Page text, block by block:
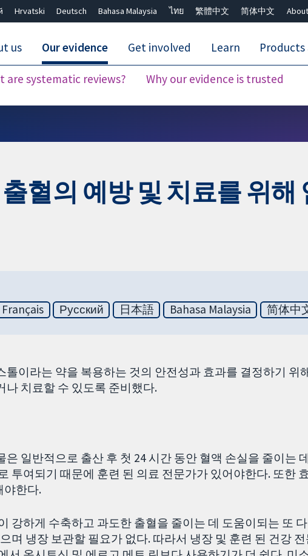
Hrvatski Deutsch Bahasa Malaysia ไทย 繁體中文 简体中文
us Our evidence
are systematic reviews? Why our evidence is trusted
Get involved Learn Products
혈의 예방 및 치료를 위
Français Русский 日本語 Bahasa Malaysia 简体中
톨이라는 약을 복용하는 것의 안전성과 효과를 결정하기 위
나 치료할 수 있도록 준비했다.
일반적으로 출산 후 첫 24 시간 동안 혈액 손실을 줄이는
투여되기 때문에 훈련 된 의료 전문가가 있어야한다. 또한
야한다.
강하게 수축하고 과도한 출혈을 줄이는 데 도움이되는 또
며 냉장 보관할 필요가 없다. 따라서 냉장 및 훈련 된 건강